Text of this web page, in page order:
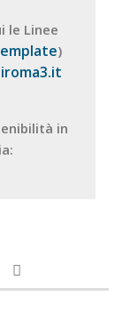
le Linee
)
in